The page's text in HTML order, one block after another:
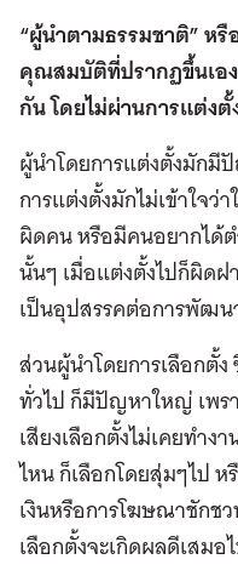
“ผู้นำตามธรรมชาติ” หรื
คุณสมบัติที่ปรากฏขึ้นเอ
กัน โดยไม่ผ่านการแต่ง
ผู้นำโดยการแต่งตั้งมักมี
การแต่งตั้งมักไม่เข้าใจว่
ผิดคน หรือมีคนอยากได้ต
นั้นๆ เมื่อแต่งตั้งไปก็ผิดฝ
เป็นอุปสรรคต่อการพัฒน
ส่วนผู้นำโดยการเลือกตั้
ทั่วไป ก็มีปัญหาใหญ่ เพร
เสียงเลือกตั้งไม่เคยทำง
ไหน ก็เลือกโดยสุ่มๆไป
เงินหรือการโฆษณาชักช
เลือกตั้งจะเกิดผลดีเสมอ